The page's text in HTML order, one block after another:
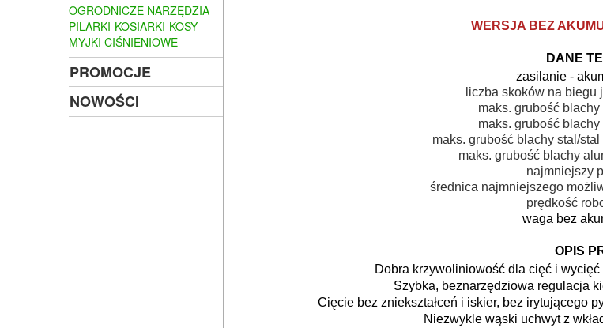
OGRODNICZE NARZĘDZIA
PILARKI-KOSIARKI-KOSY
MYJKI CIŚNIENIOWE
PROMOCJE
NOWOŚCI
WERSJA BEZ
DANE
zasilanie -
liczba skoków na biegu
maks. grubość
maks. grubość blachy
maks. grubość blachy stal/
maks. grubość blachy
najmniejszy
średnica najmniejszego
prędkość
waga bez
OPIS
Dobra krzywoliniowość dla cięć i
Szybka, beznarzędziowa regulacja
Cięcie bez zniekształceń i iskier, bez irytującego
Niezwykle wąski uchwyt z